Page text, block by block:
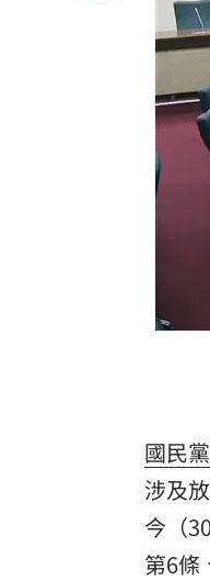
割頸
林安
韓國
大世
台灣
LIVE
三立
理想
國民黨
涉及
今（
第6條